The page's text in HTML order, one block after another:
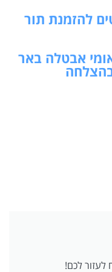
להזמנת תור
אבטלה באר
בהצלחה
לעזור לכם!